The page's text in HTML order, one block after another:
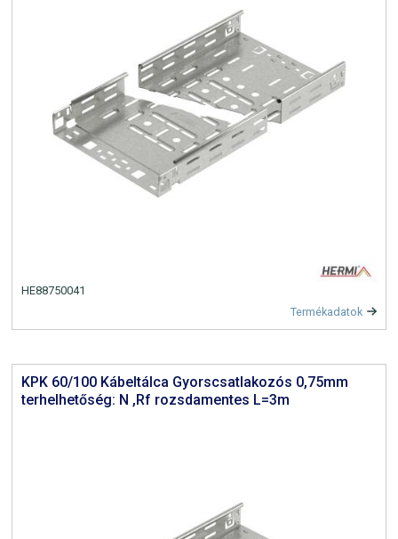
HE88750041
Termékadatok
KPK 60/100 Kábeltálca Gyorscsatlakozós 0,75mm
terhelhetőség: N ,Rf rozsdamentes L=3m